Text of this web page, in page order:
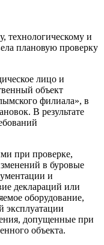
технологическому и
плановую проверку
лицо и
объект
филиала», в
В результате
при проверке,
в буровые
и
деклараций или
оборудование,
эксплуатации
допущенные при
объекта.